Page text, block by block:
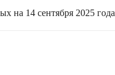
на 14 сентября 2025 года